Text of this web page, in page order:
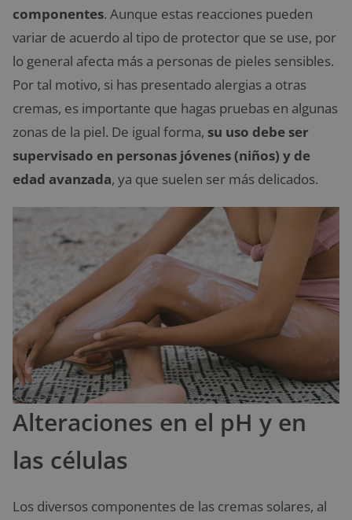
componentes. Aunque estas reacciones pueden
variar de acuerdo al tipo de protector que se use, por
lo general afecta más a personas de pieles sensibles.
Por tal motivo, si has presentado alergias a otras
cremas, es importante que hagas pruebas en algunas
zonas de la piel. De igual forma, su uso debe ser
supervisado en personas jóvenes (niños) y de
edad avanzada, ya que suelen ser más delicados.
Alteraciones en el pH y en
las células
Los diversos componentes de las cremas solares, al